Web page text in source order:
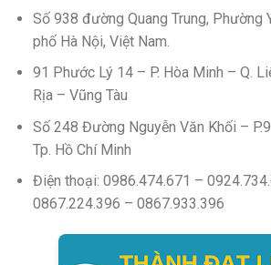
Số 938 đường Quang Trung, Phường
phố Hà Nội, Việt Nam.
91 Phước Lý 14 – P. Hòa Minh – Q.
Rịa – Vũng Tàu
Số 248 Đường Nguyễn Văn Khối –
Tp. Hồ Chí Minh
Điện thoại: 0986.474.671 –
0867.224.396 – 0867.933.396